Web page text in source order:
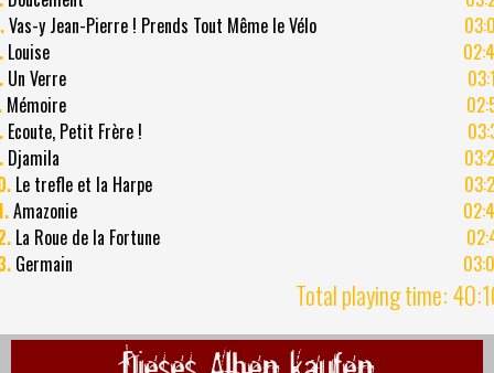
Vas-y Jean-Pierre ! Prends Tout Même le Vélo
Louise
Un Verre
Mémoire
Ecoute, Petit Frère !
Djamila
Le trefle et la Harpe
Amazonie
La Roue de la Fortune
Germain
Total playing time: